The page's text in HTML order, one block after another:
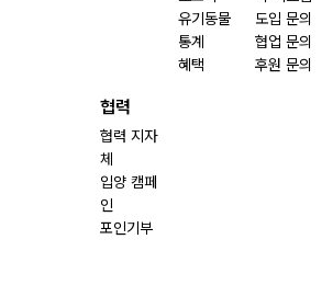
유기동물
통계
혜택
도입 문의
협업 문의
후원 문의
협력
협력 지자
체
입양 캠페
인
포인기부